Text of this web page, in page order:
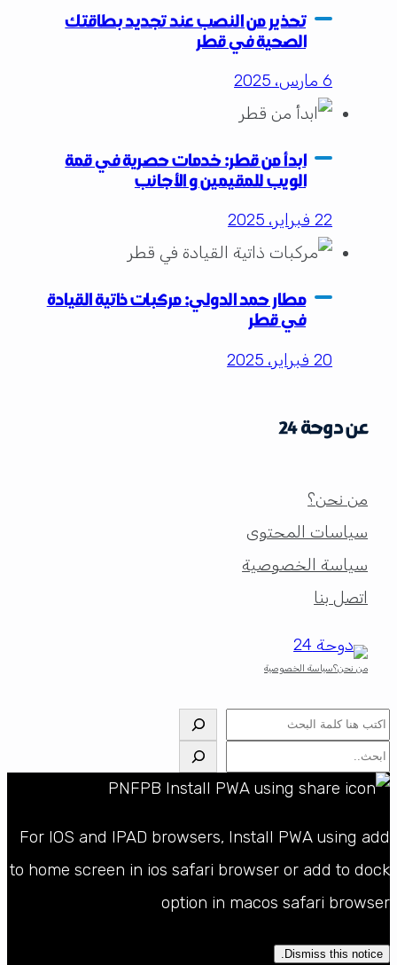
تحذير من النصب عند تجديد بطاقتك
الصحية في قطر
6 مارس، 2025
ابدأ من قطر: خدمات حصرية في قمة
الويب للمقيمين و الأجانب
22 فبراير، 2025
مطار حمد الدولي: مركبات ذاتية القيادة
في قطر
20 فبراير، 2025
عن دوحة 24
من نحن؟
سياسات المحتوى
سياسة الخصوصية
اتصل بنا
من نحن؟سياسة الخصوصية
البحث
البحث
For IOS and IPAD browsers, Install PWA using add
to home screen in ios safari browser or add to dock
option in macos safari browser
Dismiss this notice.